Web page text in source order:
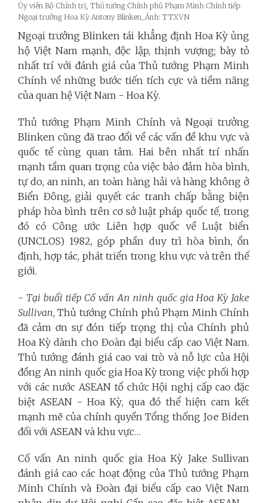
Ủy viên Bộ Chính trị, Thủ tướng Chính phủ Phạm Minh Chính tiếp
Ngoại trưởng Hoa Kỳ Antony Blinken_Ảnh: TTXVN
Ngoại trưởng Blinken tái khẳng định Hoa Kỳ ủng
hộ Việt Nam mạnh, độc lập, thịnh vượng; bày tỏ
nhất trí với đánh giá của Thủ tướng Phạm Minh
Chính về những bước tiến tích cực và tiềm năng
của quan hệ Việt Nam - Hoa Kỳ.
Thủ tướng Phạm Minh Chính và Ngoại trưởng
Blinken cũng đã trao đổi về các vấn đề khu vực và
quốc tế cùng quan tâm. Hai bên nhất trí nhấn
mạnh tầm quan trọng của việc bảo đảm hòa bình,
tự do, an ninh, an toàn hàng hải và hàng không ở
Biển Đông, giải quyết các tranh chấp bằng biện
pháp hòa bình trên cơ sở luật pháp quốc tế, trong
đó có Công ước Liên hợp quốc về Luật biển
(UNCLOS) 1982, góp phần duy trì hòa bình, ổn
định, hợp tác, phát triển trong khu vực và trên thế
giới.
- Tại buổi tiếp Cố vấn An ninh quốc gia Hoa Kỳ Jake
Sullivan, Thủ tướng Chính phủ Phạm Minh Chính
đã cảm ơn sự đón tiếp trọng thị của Chính phủ
Hoa Kỳ dành cho Đoàn đại biểu cấp cao Việt Nam.
Thủ tướng đánh giá cao vai trò và nỗ lực của Hội
đồng An ninh quốc gia Hoa Kỳ trong việc phối hợp
với các nước ASEAN tổ chức Hội nghị cấp cao đặc
biệt ASEAN - Hoa Kỳ, qua đó thể hiện cam kết
mạnh mẽ của chính quyền Tổng thống Joe Biden
đối với ASEAN và khu vực…
Cố vấn An ninh quốc gia Hoa Kỳ Jake Sullivan
đánh giá cao các hoạt động của Thủ tướng Phạm
Minh Chính và Đoàn đại biểu cấp cao Việt Nam